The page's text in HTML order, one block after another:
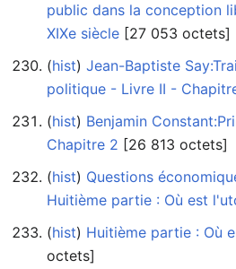
public dans la conception
XIXe siècle ‎[27 053 octets]
(hist) ‎ Jean-Baptiste
politique - Livre II -
(hist) ‎ Benjamin
Chapitre 2 ‎[26 813 octets]
(hist) ‎ Questions
Huitième partie : Où est
(hist) ‎ Huitième partie : Où
octets]